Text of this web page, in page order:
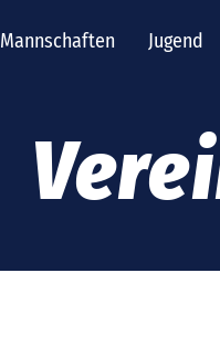
Mannschaften Jugend